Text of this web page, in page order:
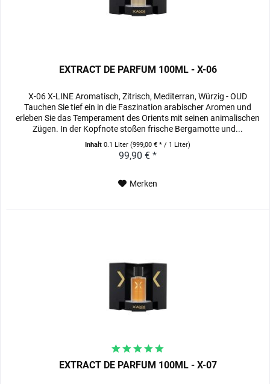
EXTRACT DE PARFUM 100ML - X-06
X-06 X-LINE Aromatisch, Zitrisch, Mediterran, Würzig - OUD
Tauchen Sie tief ein in die Faszination arabischer Aromen und
erleben Sie das Temperament des Orients mit seinen animalischen
Zügen. In der Kopfnote stoßen frische Bergamotte und...
Inhalt0.1 Liter(999,00 € * / 1 Liter)
99,90 € *
Merken
EXTRACT DE PARFUM 100ML - X-07